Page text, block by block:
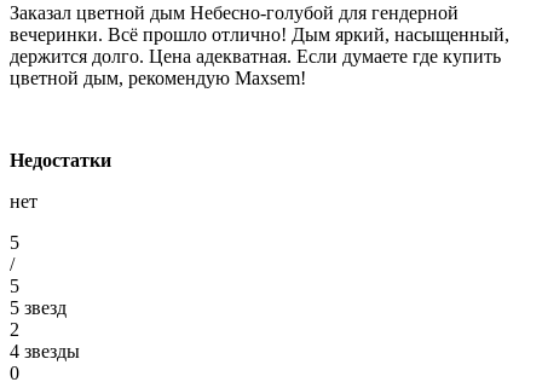
Заказал цветной дым Небесно-голубой для гендерной
вечеринки. Всё прошло отлично! Дым яркий, насыщенный,
держится долго. Цена адекватная. Если думаете где купить
цветной дым, рекомендую Maxsem!
Недостатки
нет
5
/
5
5 звезд
2
4 звезды
0